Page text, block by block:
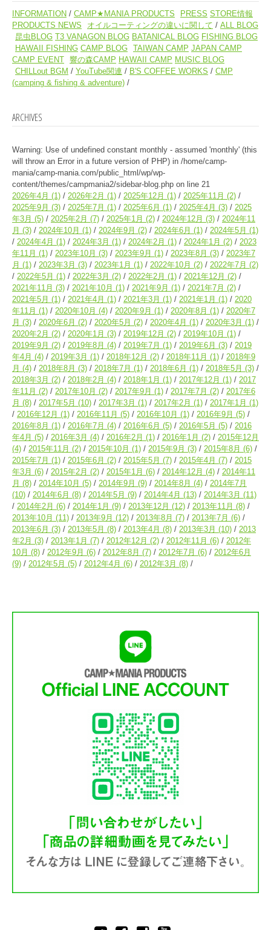
INFORMATION CAMP★MANIA PRODUCTS PRESS STORE情報
PRODUCTS NEWS
オイルコーティングの違いに関して
ALL BLOG
昆虫BLOG T3 VANAGON BLOG BATANICAL BLOG FISHING BLOG
HAWAII FISHING CAMP BLOG TAIWAN CAMP JAPAN CAMP
CAMP EVENT 響の森CAMP HAWAII CAMP MUSIC BLOG
CHILLout BGM
YouTube関連 B'S COFFEE WORKS
CMP
(camping & fishing & adventure)
ARCHIVES
Warning: Use of undefined constant monthly - assumed 'monthly' (this
will throw an Error in a future version of PHP) in /home/camp-
mania/camp-mania.com/public_html/wp/wp-
content/themes/campmania2/sidebar-blog.php on line 21
2026年4月 (1) 2026年2月 (1) 2025年12月 (1) 2025年11月 (2)
2025年9月 (3) 2025年7月 (1) 2025年6月 (1) 2025年4月 (3)
2025
年3月 (5) 2025年2月 (7) 2025年1月 (2) 2024年12月 (3)
2024年11
月 (3) 2024年10月 (1) 2024年9月 (2) 2024年6月 (1) 2024年5月 (1)
2024年4月 (1) 2024年3月 (1) 2024年2月 (1) 2024年1月 (2)
2023
年11月 (1) 2023年10月 (3) 2023年9月 (1) 2023年8月 (3)
2023年7
月 (1) 2023年3月 (3) 2023年1月 (1) 2022年10月 (2) 2022年7月 (2)
2022年5月 (1) 2022年3月 (2) 2022年2月 (1) 2021年12月 (2)
2021年11月 (3) 2021年10月 (1) 2021年9月 (1) 2021年7月 (2)
2021年5月 (1) 2021年4月 (1) 2021年3月 (1) 2021年1月 (1)
2020
年11月 (1) 2020年10月 (4) 2020年9月 (1) 2020年8月 (1)
2020年7
月 (3) 2020年6月 (2) 2020年5月 (2) 2020年4月 (1) 2020年3月 (1)
2020年2月 (2) 2020年1月 (3) 2019年12月 (2) 2019年10月 (1)
2019年9月 (2) 2019年8月 (4) 2019年7月 (1) 2019年6月 (3)
2019
年4月 (4) 2019年3月 (1) 2018年12月 (2) 2018年11月 (1)
2018年9
月 (4) 2018年8月 (3) 2018年7月 (1) 2018年6月 (1) 2018年5月 (3)
2018年3月 (2) 2018年2月 (4) 2018年1月 (1) 2017年12月 (1)
2017
年11月 (2) 2017年10月 (2) 2017年9月 (1) 2017年7月 (2)
2017年6
月 (8) 2017年5月 (10) 2017年3月 (1) 2017年2月 (1) 2017年1月 (1)
2016年12月 (1) 2016年11月 (5) 2016年10月 (1) 2016年9月 (5)
2016年8月 (1) 2016年7月 (4) 2016年6月 (5) 2016年5月 (5)
2016
年4月 (5) 2016年3月 (4) 2016年2月 (1) 2016年1月 (2)
2015年12月
(4)
2015年11月 (2) 2015年10月 (1) 2015年9月 (3) 2015年8月 (6)
2015年7月 (1) 2015年6月 (2) 2015年5月 (7) 2015年4月 (7)
2015
年3月 (6) 2015年2月 (2) 2015年1月 (6) 2014年12月 (4)
2014年11
月 (8) 2014年10月 (5) 2014年9月 (9) 2014年8月 (4)
2014年7月
(10)
2014年6月 (8) 2014年5月 (9) 2014年4月 (13) 2014年3月 (11)
2014年2月 (6) 2014年1月 (9) 2013年12月 (12) 2013年11月 (8)
2013年10月 (11) 2013年9月 (12) 2013年8月 (7) 2013年7月 (6)
2013年6月 (3) 2013年5月 (8) 2013年4月 (8) 2013年3月 (10)
2013
年2月 (3) 2013年1月 (7) 2012年12月 (2) 2012年11月 (6)
2012年
10月 (8) 2012年9月 (6) 2012年8月 (7) 2012年7月 (6)
2012年6月
(9)
2012年5月 (5) 2012年4月 (6) 2012年3月 (8)